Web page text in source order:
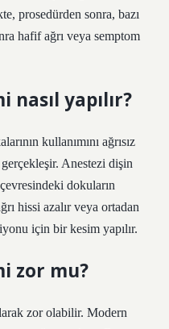
prosedürden sonra, bazı
hafif ağrı veya semptom
yapılır?
kullanımını ağrısız
Anestezi dişin
dokuların
hissi azalır veya ortadan
için bir kesim yapılır.
zor mu?
zor olabilir. Modern